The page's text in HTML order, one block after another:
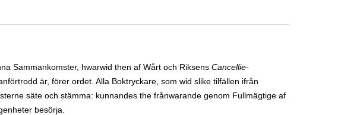
Sammankomster, hwarwid then af Wårt och Riksens Cancellie-
är, förer ordet. Alla Boktryckare, som wid slike tilfällen ifrån
säte och stämma: kunnandes the frånwarande genom Fullmägtige af
besörja.